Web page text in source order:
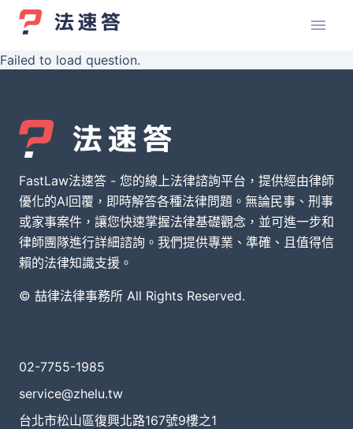
Failed to load question.
FastLaw法速答 - 您的線上法律諮詢平台，提供經由律師
優化的AI回覆，即時解答各種法律問題。無論民事、刑事
或家事案件，讓您快速掌握法律基礎觀念，並可進一步和
律師團隊進行詳細諮詢。我們提供專業、準確、且值得信
賴的法律知識支援。
© 喆律法律事務所 All Rights Reserved.
02-7755-1985
service@zhelu.tw
台北市松山區復興北路167號9樓之1